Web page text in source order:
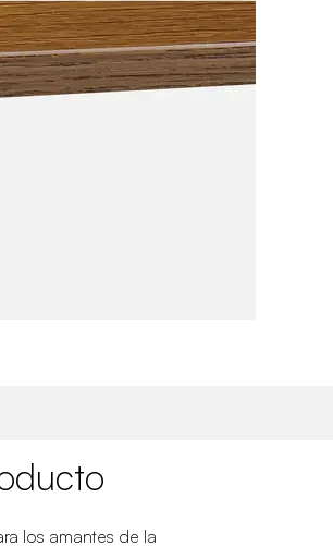
los amantes de la